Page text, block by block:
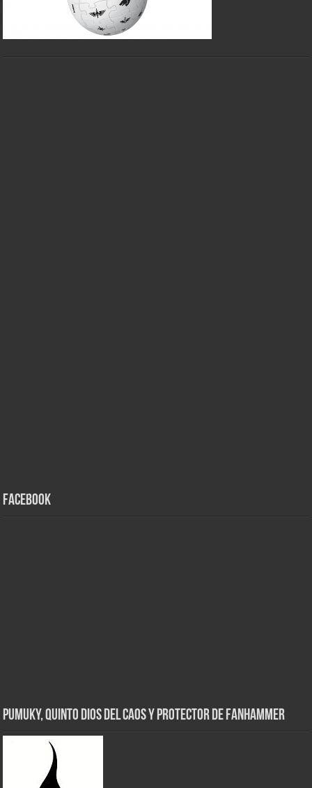
Facebook
Pumuky, Quinto Dios del Caos y Protector de FanHammer